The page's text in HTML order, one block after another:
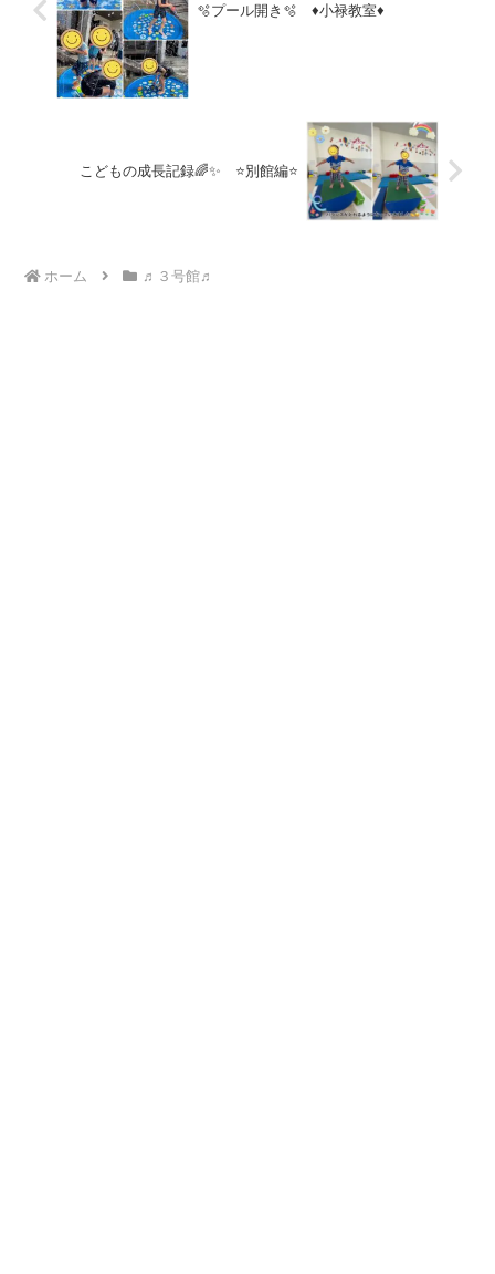
🫧プール開き🫧 ♦小禄教室♦
こどもの成長記録🌈✨ ⭐別館編⭐
ホーム ♬３号館♬